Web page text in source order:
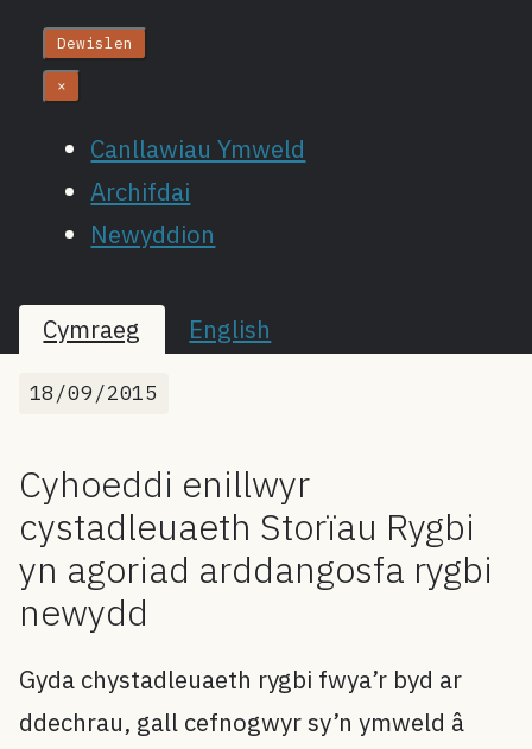
Dewislen
×
Canllawiau Ymweld
Archifdai
Newyddion
Cymraeg English
18/09/2015
Cyhoeddi enillwyr
cystadleuaeth Storïau Rygbi
yn agoriad arddangosfa rygbi
newydd
Gyda chystadleuaeth rygbi fwya’r byd ar
ddechrau, gall cefnogwyr sy’n ymweld â